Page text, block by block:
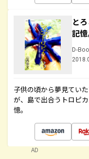
と
記
D-
子供の頃から夢見てい
が、島で出合うトロピ
憶。
AD